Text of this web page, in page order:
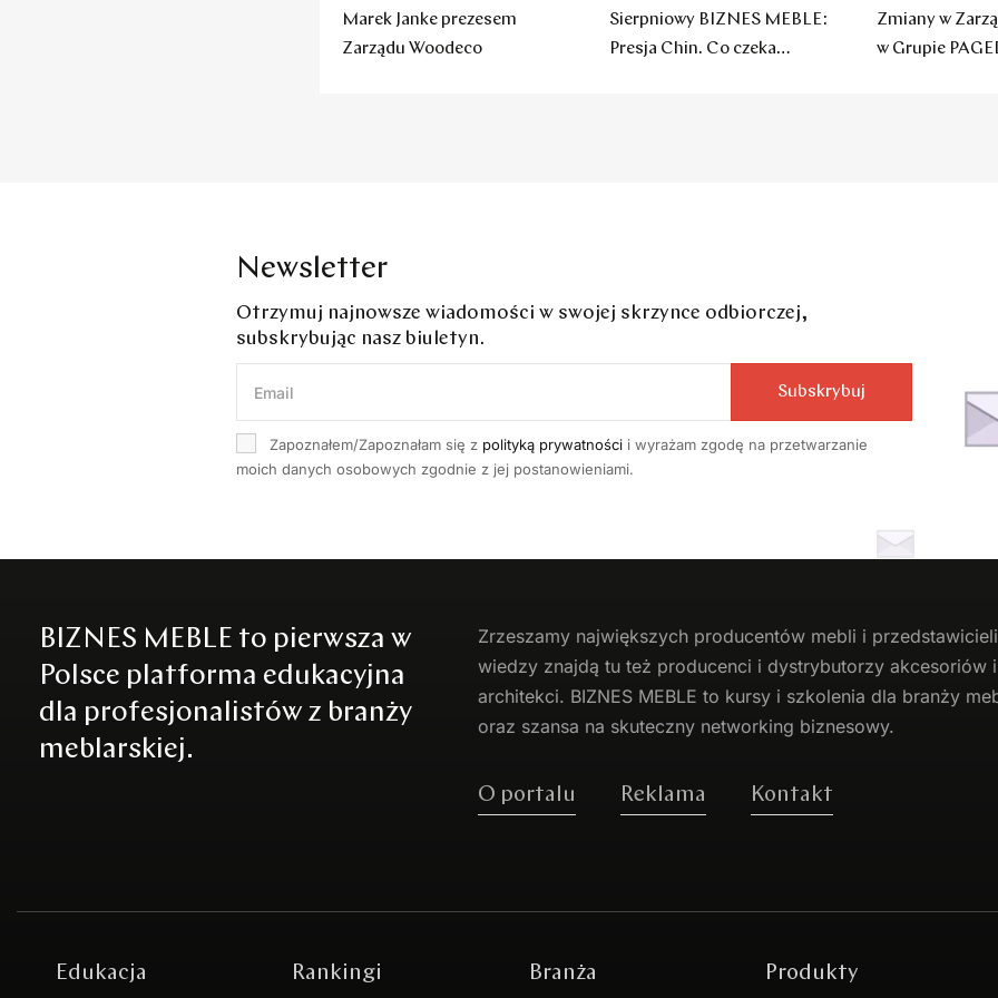
Marek Janke prezesem
Zarządu Woodeco
Sierpniowy BIZNES MEBLE:
Presja Chin. Co czeka
Zmiany w
w Grupie
Newsletter
Otrzymuj najnowsze wiadomości w swojej skrzynce odbiorczej,
subskrybując nasz biuletyn.
Zapoznałem/Zapoznałam się z polityką prywatnościi wyrażam zgodę na przetwarzanie
moich danych osobowych zgodnie z jej postanowieniami.
Subskrybuj
BIZNES MEBLE to pierwsza w
Polsce platforma edukacyjna
dla profesjonalistów z branży
meblarskiej.
Zrzeszamy największych producentów mebli i
wiedzy znajdą tu też producenci i dystrybutorzy
architekci. BIZNES MEBLE to kursy i szkolenia dla branży
oraz szansa na skuteczny networking biznesowy.
O portalu Reklama Kontakt
Edukacja Rankingi Branża Produkty